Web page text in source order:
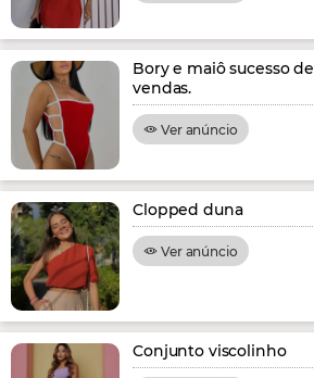
Bory e maiô sucesso de
vendas.
Ver anúncio
Clopped duna
Ver anúncio
Conjunto viscolinho